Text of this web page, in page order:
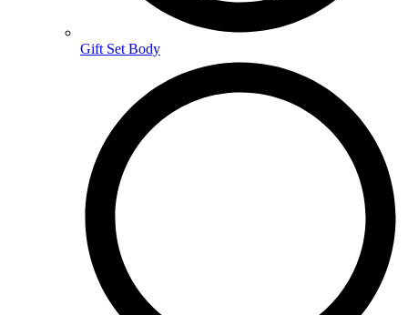
Gift Set Body